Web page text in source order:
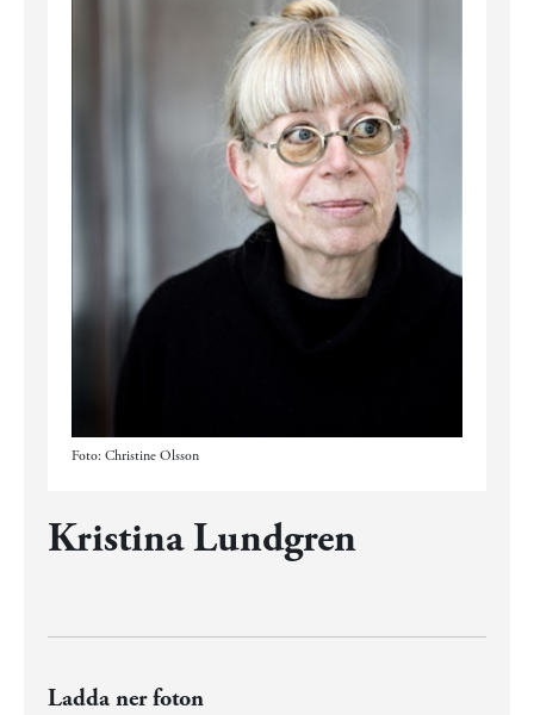
Foto: Christine Olsson
Kristina Lundgren
Ladda ner foton